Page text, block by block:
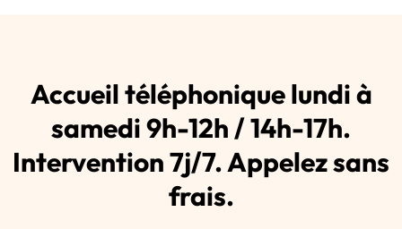
Accueil téléphonique lundi à
samedi 9h-12h / 14h-17h.
Intervention 7j/7. Appelez sans
frais.